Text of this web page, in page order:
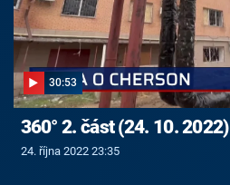
30:53
360° 2. část (24. 10. 2022)
24. října 2022 23:35